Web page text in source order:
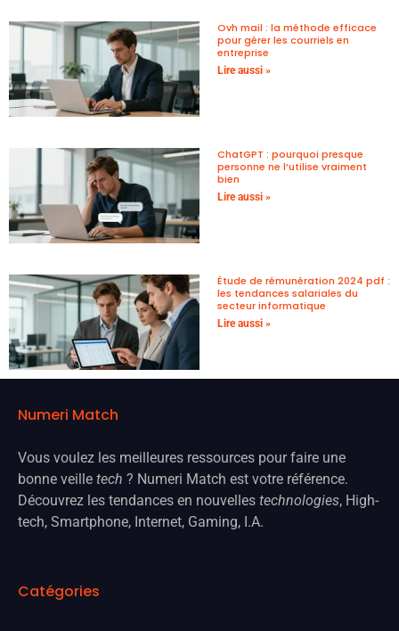
Ovh mail : la méthode efficace
pour gérer les courriels en
entreprise
Lire aussi »
ChatGPT : pourquoi presque
personne ne l’utilise vraiment
bien
Lire aussi »
Étude de rémunération 2024 pdf :
les tendances salariales du
secteur informatique
Lire aussi »
Numeri Match
Vous voulez les meilleures ressources pour faire une
bonne veille tech ? Numeri Match est votre référence.
Découvrez les tendances en nouvelles technologies, High-
tech, Smartphone, Internet, Gaming, I.A.
Catégories